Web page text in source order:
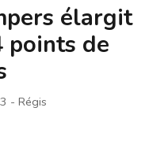
élargit
points de
- Régis